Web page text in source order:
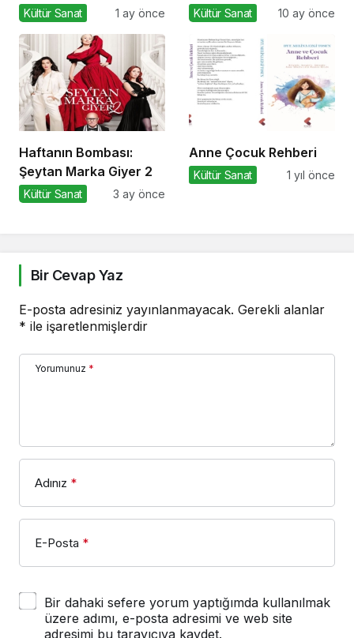
Kültür Sanat 1 ay önce
Yeni Film
Buluşuyor!
Kültür Sanat 10 ay önce
Haftanın Bombası:
Şeytan Marka Giyer 2
Kültür Sanat 3 ay önce
Anne Çocuk Rehberi
Kültür Sanat 1 yıl önce
Bir Cevap Yaz
E-posta adresiniz yayınlanmayacak. Gerekli alanlar
* ile işaretlenmişlerdir
Yorumunuz *
Adınız *
E-Posta *
Bir dahaki sefere yorum yaptığımda kullanılmak
üzere adımı, e-posta adresimi ve web site
adresimi bu tarayıcıya kaydet.